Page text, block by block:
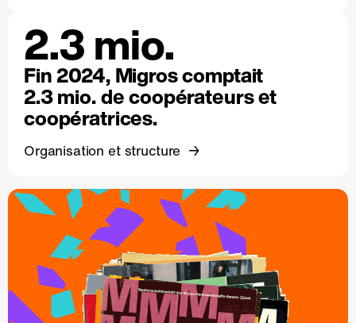
2.3 mio.
Fin 2024, Migros comptait
2.3 mio. de coopérateurs et
coopératrices.
Organisation et structure